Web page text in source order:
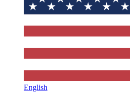
English